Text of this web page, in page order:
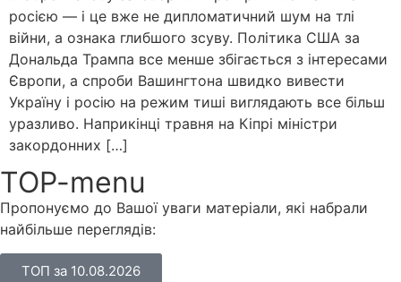
росією — і це вже не дипломатичний шум на тлі
війни, а ознака глибшого зсуву. Політика США за
Дональда Трампа все менше збігається з інтересами
Європи, а спроби Вашингтона швидко вивести
Україну і росію на режим тиші виглядають все більш
уразливо. Наприкінці травня на Кіпрі міністри
закордонних […]
TOP-menu
Пропонуємо до Вашої уваги матеріали, які набрали
найбільше переглядів:
ТОП за 10.08.2026